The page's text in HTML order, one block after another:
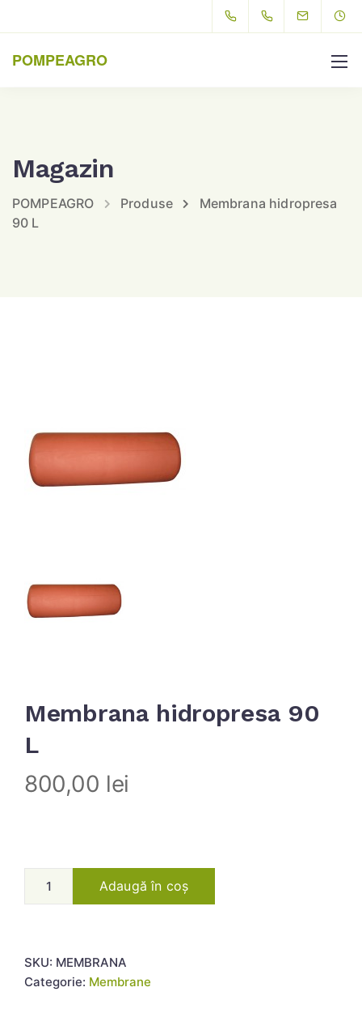
POMPEAGRO
Magazin
POMPEAGRO Produse
Membrana hidropresa
90 L
Membrana hidropresa 90
L
800,00 lei
Adaugă în coș
SKU: MEMBRANA
Categorie: Membrane